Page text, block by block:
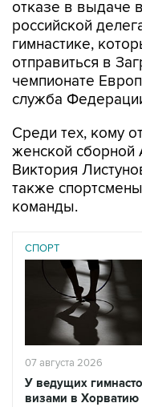
отказе в выдаче
российской
гимнастике,
отправиться в
чемпионате
служба
Среди тех, кому
женской сборной
Виктория
также
команды.
СПОРТ
07 августа 2026
У ведущих
визами в Хорватию